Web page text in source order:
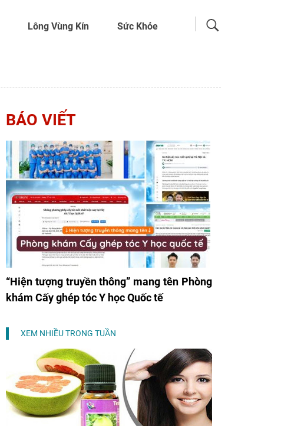
Lông Vùng Kín Sức Khỏe
BÁO VIẾT
“Hiện tượng truyền thông” mang tên Phòng
khám Cấy ghép tóc Y học Quốc tế
XEM NHIỀU TRONG TUẦN